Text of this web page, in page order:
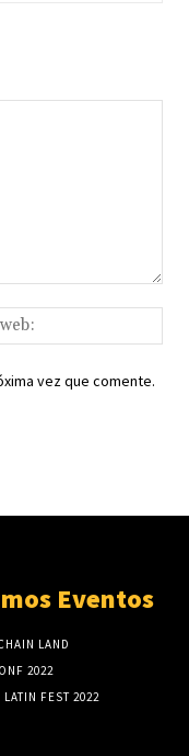
web:
vez que comente.
Eventos
LAND
2022
LATIN FEST 2022